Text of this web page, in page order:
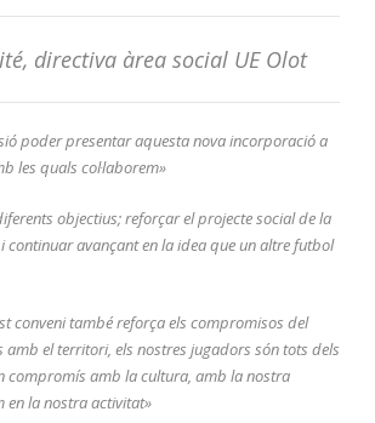
directiva àrea social UE Olot
poder presentar aquesta nova incorporació a
les quals col·laborem»
objectius; reforçar el projecte social de la
continuar avançant en la idea que un altre futbol
conveni també reforça els compromisos del
el territori, els nostres jugadors són tots dels
compromís amb la cultura, amb la nostra
en la nostra activitat»